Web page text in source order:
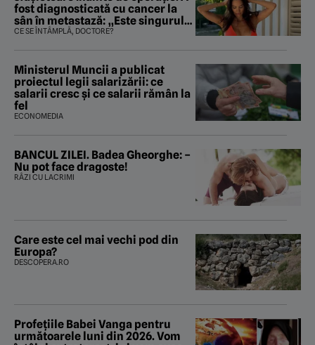
fost diagnosticată cu cancer la
sân în metastază: „Este singurul
tratament care o să mă ajute să
CE SE ÎNTÂMPLĂ, DOCTORE?
Ministerul Muncii a publicat
proiectul legii salarizării: ce
salarii cresc și ce salarii rămân la
fel
ECONOMEDIA
BANCUL ZILEI. Badea Gheorghe: –
Nu pot face dragoste!
RÂZI CU LACRIMI
Care este cel mai vechi pod din
Europa?
DESCOPERA.RO
Profețiile Babei Vanga pentru
următoarele luni din 2026. Vom